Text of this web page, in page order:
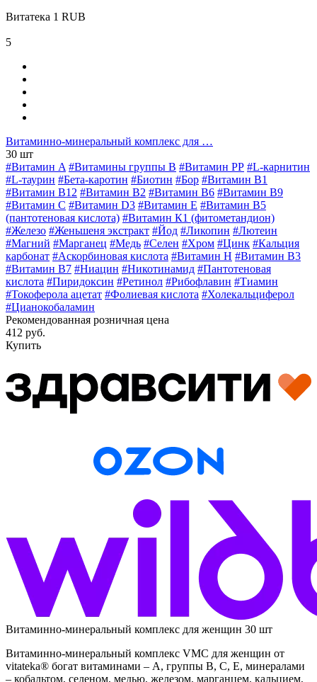
Витатека 1 RUB
5
Витаминно-минеральный комплекс для …
30 шт
#Витамин A #Витамины группы В #Витамин РР #L-карнитин
#L-таурин #Бета-каротин #Биотин #Бор #Витамин B1
#Витамин B12 #Витамин B2 #Витамин B6 #Витамин B9
#Витамин C #Витамин D3 #Витамин E #Витамин В5
(пантотеновая кислота) #Витамин К1 (фитометандион)
#Железо #Женьшеня экстракт #Йод #Ликопин #Лютеин
#Магний #Марганец #Медь #Селен #Хром #Цинк #Кальция
карбонат #Аскорбиновая кислота #Витамин H #Витамин В3
#Витамин В7 #Ниацин #Никотинамид #Пантотеновая
кислота #Пиридоксин #Ретинол #Рибофлавин #Тиамин
#Токоферола ацетат #Фолиевая кислота #Холекальциферол
#Цианокобаламин
Рекомендованная розничная цена
412 руб.
Купить
Витаминно-минеральный комплекс для женщин 30 шт
Витаминно-минеральный комплекс VMC для женщин от
vitateka® богат витаминами – А, группы В, С, Е, минералами
– кобальтом, селеном, медью, железом, марганцем, кальцием,